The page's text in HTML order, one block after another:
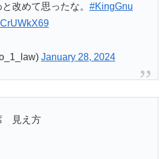
改めて思ったな。 #KingGnu
January 28, 2024
見え方